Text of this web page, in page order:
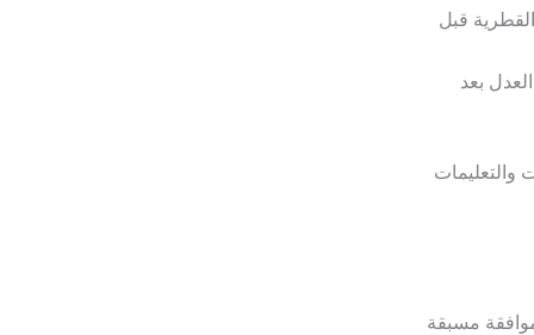
قبل
بعد
والتعليمات
مسبقة